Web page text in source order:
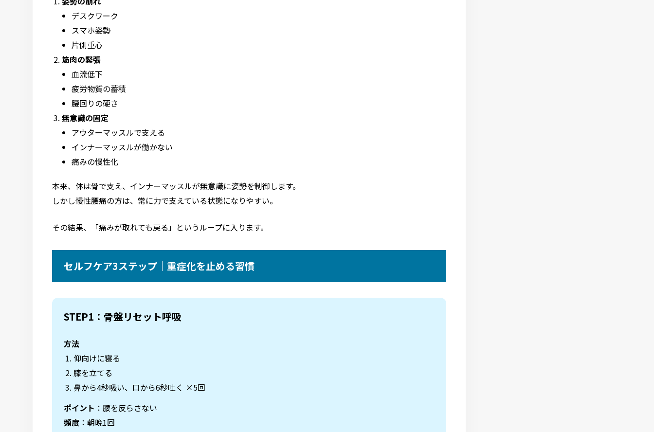
デスクワーク
スマホ姿勢
片側重心
筋肉の緊張
血流低下
疲労物質の蓄積
腰回りの硬さ
無意識の固定
アウターマッスルで支える
インナーマッスルが働かない
痛みの慢性化
本来、体は骨で支え、インナーマッスルが無意識に姿勢を制御します。
しかし慢性腰痛の方は、常に力で支えている状態になりやすい。
その結果、「痛みが取れても戻る」というループに入ります。
セルフケア3ステップ｜重症化を止める習慣
STEP1：骨盤リセット呼吸
方法
仰向けに寝る
膝を立てる
鼻から4秒吸い、口から6秒吐く ×5回
ポイント ：腰を反らさない
頻度 ：朝晩1回